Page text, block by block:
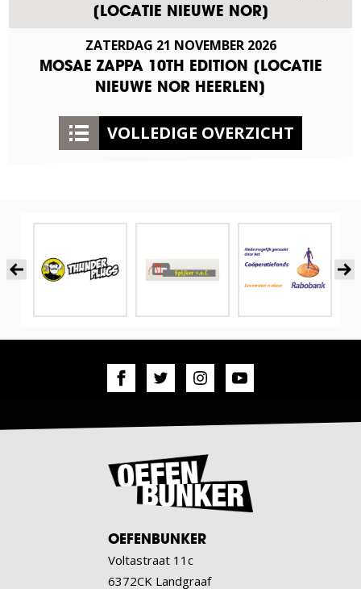
[LOCATIE NIEUWE NOR]
ZATERDAG 21 NOVEMBER 2026
MOSAE ZAPPA 10TH EDITION [LOCATIE
NIEUWE NOR HEERLEN]
VOLLEDIGE OVERZICHT
OEFENBUNKER
Voltastraat 11c
6372CK Landgraaf